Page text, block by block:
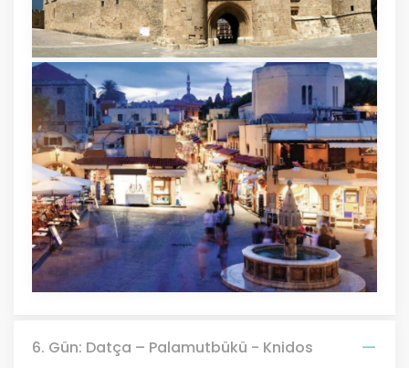
6. Gün: Datça – Palamutbükü - Knidos